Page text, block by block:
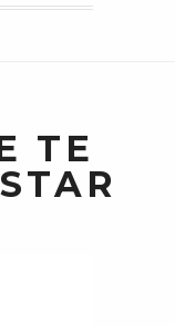
TE